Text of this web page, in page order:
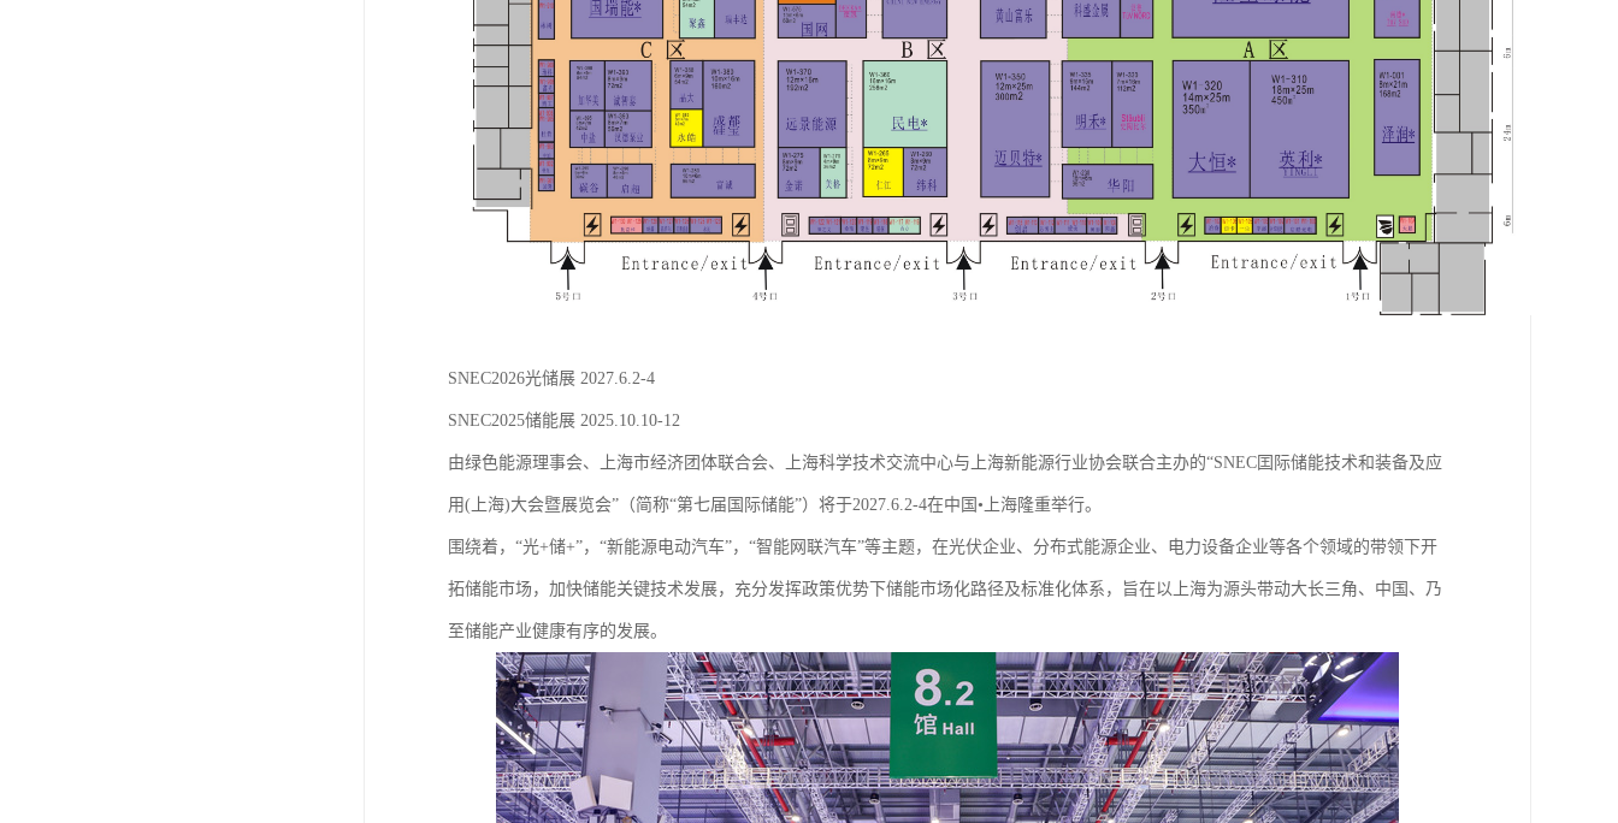
SNEC2026光储展 2027.6.2-4
SNEC2025储能展 2025.10.10-12
由绿色能源理事会、上海市经济团体联合会、上海科学技术交流中心与上海新能源行业协会联合主办的“SNEC囯际储能技术和装备及应
用(上海)大会暨展览会”（简称“第七届国际储能”）将于2027.6.2-4在中国•上海隆重举行。
围绕着，“光+储+”，“新能源电动汽车”，“智能网联汽车”等主题，在光伏企业、分布式能源企业、电力设备企业等各个领域的带领下开
拓储能市场，加快储能关键技术发展，充分发挥政策优势下储能市场化路径及标准化体系，旨在以上海为源头带动大长三角、中国、乃
至储能产业健康有序的发展。